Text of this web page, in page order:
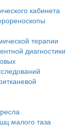
кабинета
терапии
диагностики
малого таза